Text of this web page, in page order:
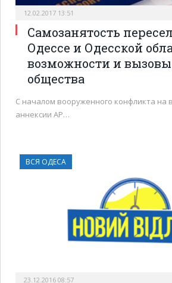
12.02.2017 13:51
Самозанятость
Одессе и Одесской
возможности и
общества
С началом вооруженного конфликта на
аннексии АР…
ВСЯ ОДЕСА
23.12.2016 08:57